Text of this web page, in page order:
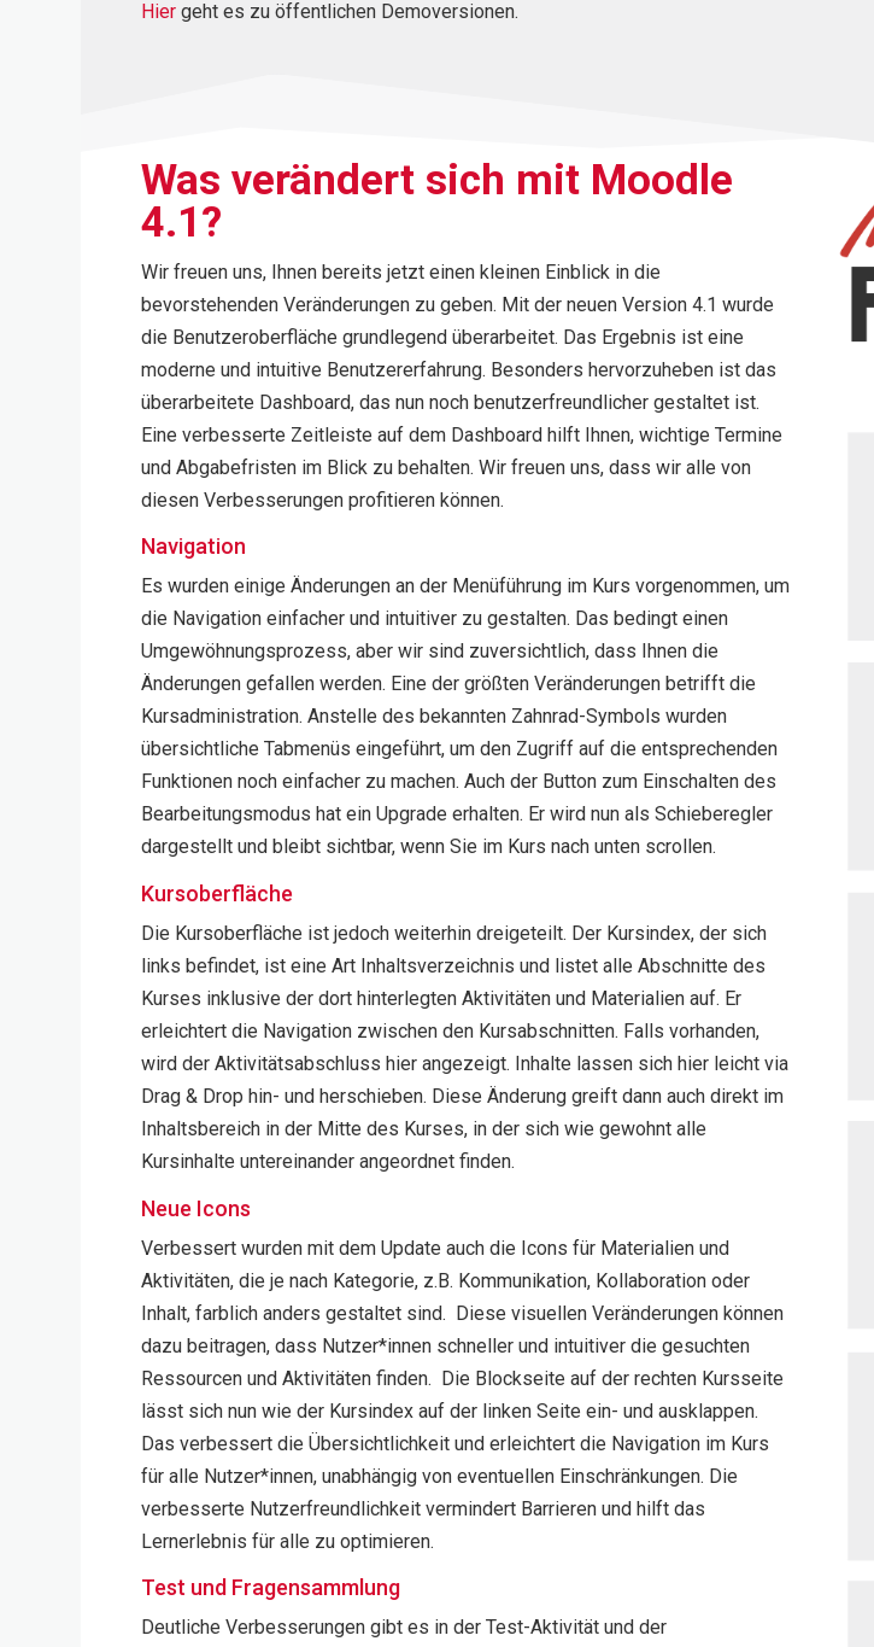
Hier geht es zu öffentlichen Demoversionen.
Was verändert sich mit Moodle
4.1?
Wir freuen uns, Ihnen bereits jetzt einen kleinen Einblick in die
bevorstehenden Veränderungen zu geben. Mit der neuen Version 4.1 wurde
die Benutzeroberfläche grundlegend überarbeitet. Das Ergebnis ist eine
moderne und intuitive Benutzererfahrung. Besonders hervorzuheben ist das
überarbeitete Dashboard, das nun noch benutzerfreundlicher gestaltet ist.
Eine verbesserte Zeitleiste auf dem Dashboard hilft Ihnen, wichtige Termine
und Abgabefristen im Blick zu behalten. Wir freuen uns, dass wir alle von
diesen Verbesserungen profitieren können.
Navigation
Es wurden einige Änderungen an der Menüführung im Kurs vorgenommen, um
die Navigation einfacher und intuitiver zu gestalten. Das bedingt einen
Umgewöhnungsprozess, aber wir sind zuversichtlich, dass Ihnen die
Änderungen gefallen werden. Eine der größten Veränderungen betrifft die
Kursadministration. Anstelle des bekannten Zahnrad-Symbols wurden
übersichtliche Tabmenüs eingeführt, um den Zugriff auf die entsprechenden
Funktionen noch einfacher zu machen. Auch der Button zum Einschalten des
Bearbeitungsmodus hat ein Upgrade erhalten. Er wird nun als Schieberegler
dargestellt und bleibt sichtbar, wenn Sie im Kurs nach unten scrollen.
Kursoberfläche
Die Kursoberfläche ist jedoch weiterhin dreigeteilt. Der Kursindex, der sich
links befindet, ist eine Art Inhaltsverzeichnis und listet alle Abschnitte des
Kurses inklusive der dort hinterlegten Aktivitäten und Materialien auf. Er
erleichtert die Navigation zwischen den Kursabschnitten. Falls vorhanden,
wird der Aktivitätsabschluss hier angezeigt. Inhalte lassen sich hier leicht via
Drag & Drop hin- und herschieben. Diese Änderung greift dann auch direkt im
Inhaltsbereich in der Mitte des Kurses, in der sich wie gewohnt alle
Kursinhalte untereinander angeordnet finden.
Neue Icons
Verbessert wurden mit dem Update auch die Icons für Materialien und
Aktivitäten, die je nach Kategorie, z.B. Kommunikation, Kollaboration oder
Inhalt, farblich anders gestaltet sind. Diese visuellen Veränderungen können
dazu beitragen, dass Nutzer*innen schneller und intuitiver die gesuchten
Ressourcen und Aktivitäten finden. Die Blockseite auf der rechten Kursseite
lässt sich nun wie der Kursindex auf der linken Seite ein- und ausklappen.
Das verbessert die Übersichtlichkeit und erleichtert die Navigation im Kurs
für alle Nutzer*innen, unabhängig von eventuellen Einschränkungen. Die
verbesserte Nutzerfreundlichkeit vermindert Barrieren und hilft das
Lernerlebnis für alle zu optimieren.
Test und Fragensammlung
Deutliche Verbesserungen gibt es in der Test-Aktivität und der